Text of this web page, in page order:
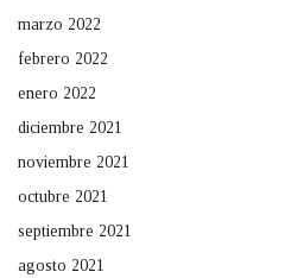
marzo 2022
febrero 2022
enero 2022
diciembre 2021
noviembre 2021
octubre 2021
septiembre 2021
agosto 2021